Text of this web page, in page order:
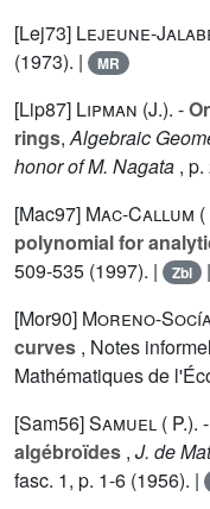
[Lej73] Lejeune-
(1973). |
MR
[Lip87] Lipman (J.). -
rings,Algebraic
honor of M. Nagata ,
[Mac97] Mac-Callum (
polynomial for
509-535 (1997). |
Zbl |
[Mor90] Moreno-
curves , Notes
Mathématiques de
[Sam56]Samuel ( P.). -
algébroïdes , J. de
fasc. 1, p. 1-6 (1956). |